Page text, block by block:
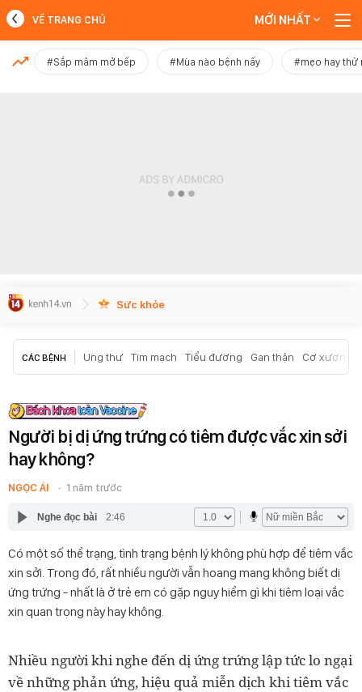
MỚI NHẤT
VỀ TRANG CHỦ MỚI NHẤT
#Sắp mâm mở bếp #Mùa nào bệnh nấy #mẹo hay thử
Sức khỏe
CÁC BỆNH Ung thư Tim mạch Tiểu đường Gan thận Cơ xương
Người bị dị ứng trứng có tiêm được vắc xin sởi
hay không?
NGỌC ÁI 1 năm trước
Nghe đọc bài 2:46
Có một số thể trạng, tình trạng bệnh lý không phù hợp để tiêm vắc
xin sởi. Trong đó, rất nhiều người vẫn hoang mang không biết dị
ứng trứng - nhất là ở trẻ em có gặp nguy hiểm gì khi tiêm loại vắc
xin quan trọng này hay không.
Nhiều người khi nghe đến dị ứng trứng lập tức lo ngại
về những phản ứng, hiệu quả miễn dịch khi tiêm vắc